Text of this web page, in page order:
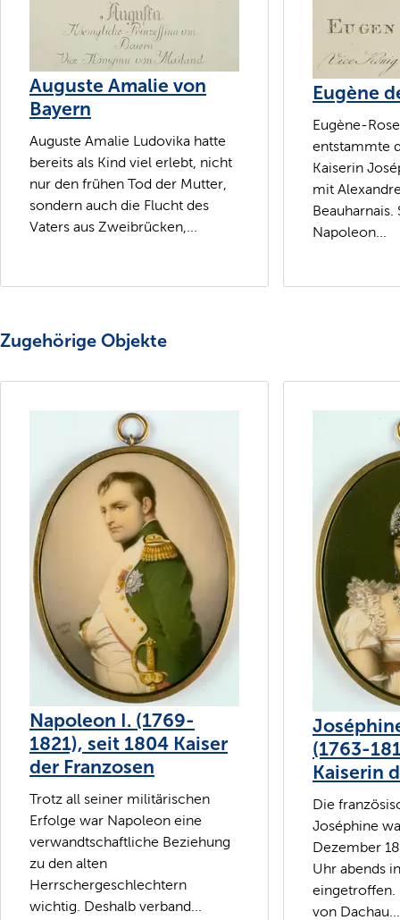
Auguste Amalie von
Bayern
Auguste Amalie Ludovika hatte
bereits als Kind viel erlebt, nicht
nur den frühen Tod der Mutter,
sondern auch die Flucht des
Vaters aus Zweibrücken,...
Eugène
Eugène-
entstammte
Kaiserin
mit
Beauharnais.
Napoleon...
Zugehörige Objekte
Napoleon I. (1769-
1821), seit 1804 Kaiser
der Franzosen
Trotz all seiner militärischen
Erfolge war Napoleon eine
verwandtschaftliche Beziehung
zu den alten
Herrschergeschlechtern
wichtig. Deshalb verband...
(1763-
Kaiserin
Die
Joséphine
Dezember
Uhr abends
eingetroffen.
von Dachau...